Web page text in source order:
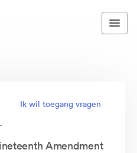
Ik wil toegang vragen
Amendment